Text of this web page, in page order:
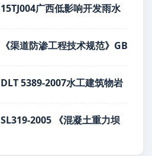
15TJ004广西低影响开发雨水
《渠道防渗工程技术规范》GB
DLT 5389-2007水工建筑物岩
SL319-2005 《混凝土重力坝